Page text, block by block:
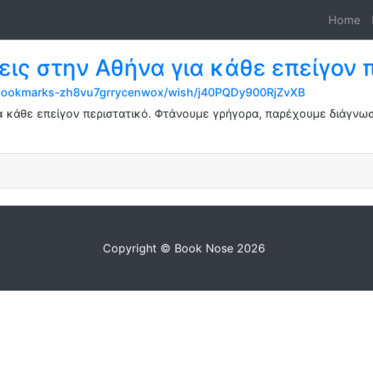
Home
στην Αθήνα για κάθε επείγον
zh8vu7grrycenwox/wish/j40PQDy900RjZvXB
επείγον περιστατικό. Φτάνουμε γρήγορα, παρέχουμε
Copyright © Book Nose 2026